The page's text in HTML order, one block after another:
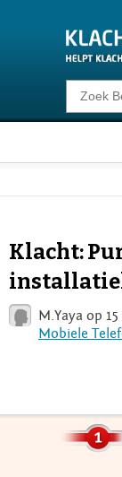
Voor
Login
Klacht:
M.Yaya op
Mobiele